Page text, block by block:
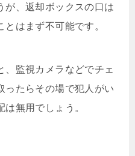
が、返却ボックスの口は
はまず不可能です。
、監視カメラなどでチェ
ったらその場で犯人がい
無用でしょう。